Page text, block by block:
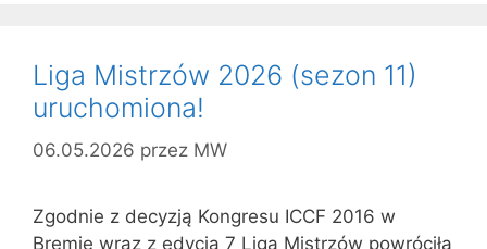
Liga Mistrzów 2026 (sezon 11)
uruchomiona!
06.05.2026 przez MW
Zgodnie z decyzją Kongresu ICCF 2016 w
Bremie wraz z edycją 7 Liga Mistrzów powróciła